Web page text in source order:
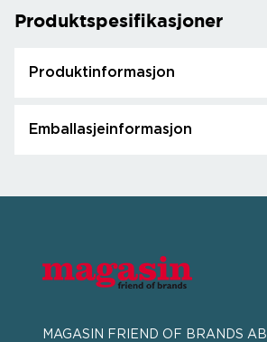
Produktspesifikasjoner
Produktinformasjon
Emballasjeinformasjon
MAGASIN FRIEND OF BRANDS AB